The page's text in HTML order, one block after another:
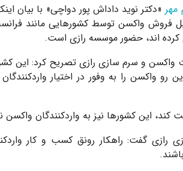
مهر«دکتر نوید داداش پور دواچی» با بیان
فروش واکسن توسط کشورهایی مانند
کرده اند، حضور موسسه رازی است.
و سرم سازی رازی تصریح کرد: این
رو واکسن را به وفور در اختیار
کند، این کشورها نیز به واردکنندگان
گفت: راهکار رونق کسب و کار